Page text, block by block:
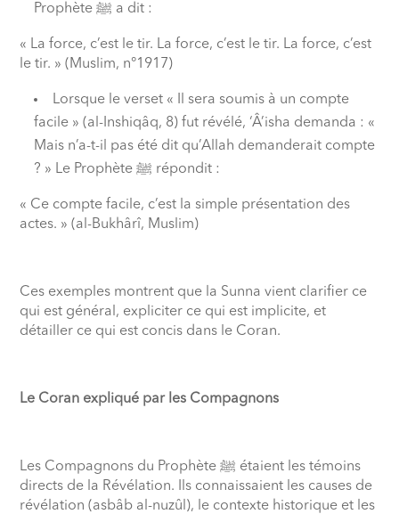
Prophète
a dit :
« La force, c’est le tir. La force, c’est le tir. La force, c’est
le tir. » (Muslim, n°1917)
Lorsque le verset « Il sera soumis à un compte
facile » (al-Inshiqâq, 8) fut révélé, ‘Â’isha demanda : «
Mais n’a-t-il pas été dit qu’Allah demanderait compte
? » Le Prophète
répondit :
« Ce compte facile, c’est la simple présentation des
actes. » (al-Bukhârî, Muslim)
Ces exemples montrent que la Sunna vient clarifier ce
qui est général, expliciter ce qui est implicite, et
détailler ce qui est concis dans le Coran.
Le Coran expliqué par les Compagnons
Les Compagnons du Prophète
étaient les témoins
directs de la Révélation. Ils connaissaient les causes de
révélation (asbâb al-nuzûl), le contexte historique et les